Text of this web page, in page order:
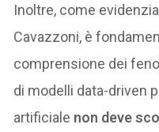
Inoltre, come
Cavazzoni, è
comprensione dei
di modelli data-driven
artificiale non deve